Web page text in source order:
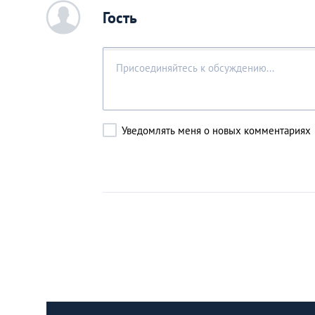
c Гость
Уведомлять меня о новых комментариях